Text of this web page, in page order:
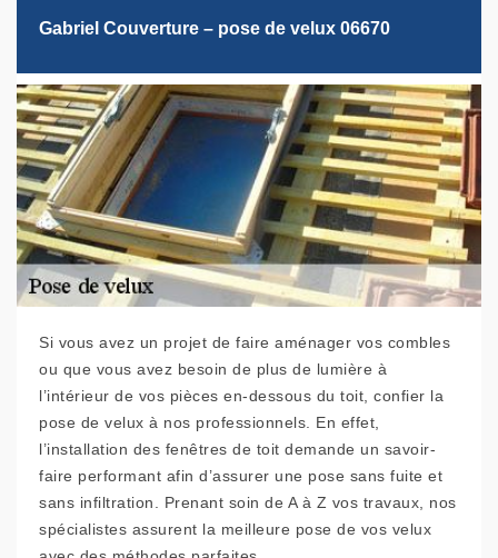
Gabriel Couverture – pose de velux 06670
Si vous avez un projet de faire aménager vos combles
ou que vous avez besoin de plus de lumière à
l’intérieur de vos pièces en-dessous du toit, confier la
pose de velux à nos professionnels. En effet,
l’installation des fenêtres de toit demande un savoir-
faire performant afin d’assurer une pose sans fuite et
sans infiltration. Prenant soin de A à Z vos travaux, nos
spécialistes assurent la meilleure pose de vos velux